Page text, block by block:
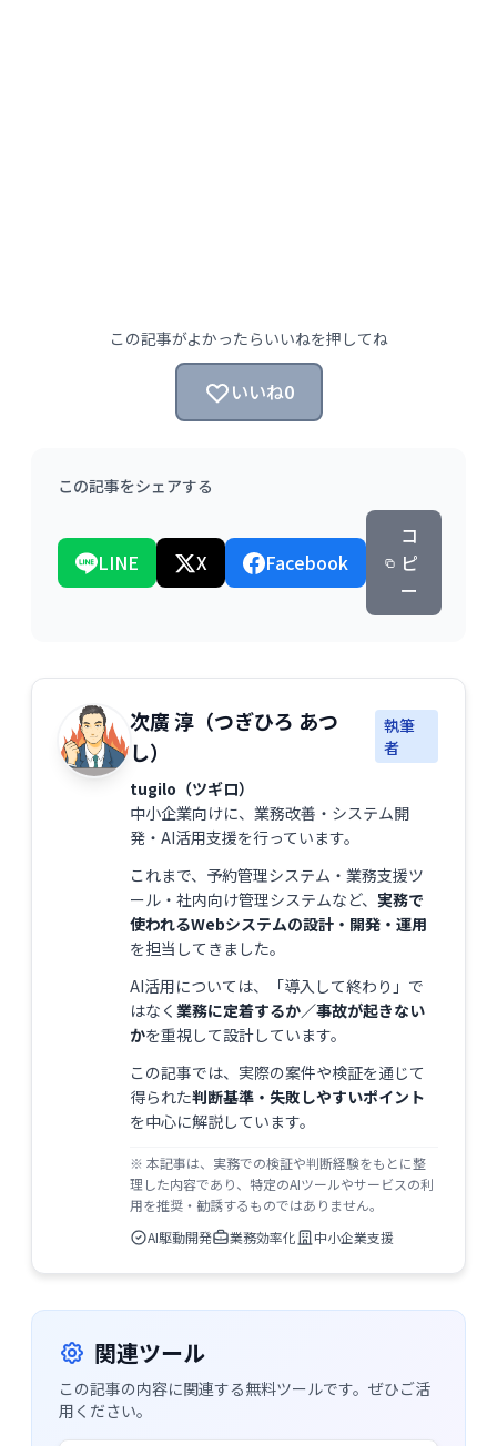
この記事がよかったらいいねを押してね
いいね0
この記事をシェアする
LINE X Facebook
コ
ピ
ー
次廣 淳（つぎひろ あつ
し）
執筆
者
tugilo（ツギロ）
中小企業向けに、業務改善・システム開
発・AI活用支援を行っています。
これまで、予約管理システム・業務支援ツ
ール・社内向け管理システムなど、 実務で
使われるWebシステムの設計・開発・運用
を担当してきました。
AI活用については、「導入して終わり」で
はなく 業務に定着するか／事故が起きない
かを重視して設計しています。
この記事では、実際の案件や検証を通じて
得られた判断基準・失敗しやすいポイント
を中心に解説しています。
※ 本記事は、実務での検証や判断経験をもとに整
理した内容であり、特定のAIツールやサービスの利
用を推奨・勧誘するものではありません。
AI駆動開発
業務効率化 中小企業支援
関連ツール
この記事の内容に関連する無料ツールです。ぜひご活
用ください。